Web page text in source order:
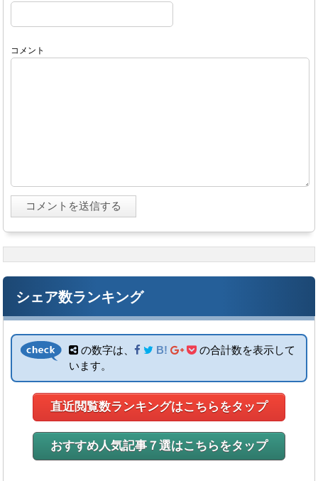
コメント
シェア数ランキング
の数字は、 B!
の合計数を表示して
います。
直近閲覧数ランキングはこちらをタップ
おすすめ人気記事７選はこちらをタップ